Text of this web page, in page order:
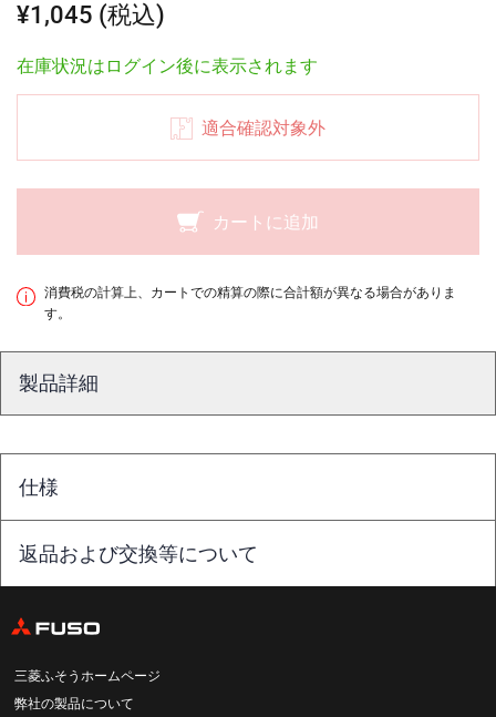
¥1,045 (税込)
在庫状況はログイン後に表示されます
適合確認対象外
カートに追加
消費税の計算上、カートでの精算の際に合計額が異なる場合がありま
す。
製品詳細
仕様
返品および交換等について
三菱ふそうホームページ
弊社の製品について